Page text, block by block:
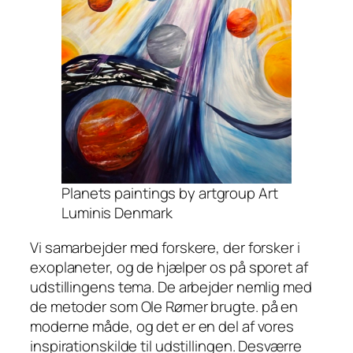
Planets paintings by artgroup Art
Luminis Denmark
Vi samarbejder med forskere, der forsker i
exoplaneter, og de hjælper os på sporet af
udstillingens tema. De arbejder nemlig med
de metoder som Ole Rømer brugte. på en
moderne måde, og det er en del af vores
inspirationskilde til udstillingen. Desværre